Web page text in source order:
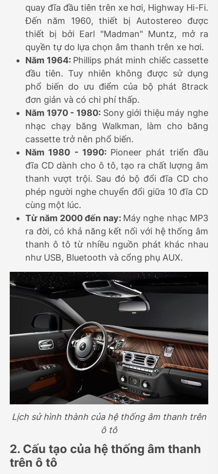
quay đĩa đầu tiên trên xe hơi, Highway Hi-Fi.
Đến năm 1960, thiết bị Autostereo được
thiết bị bởi Earl "Madman" Muntz, mở ra
quyền tự do lựa chọn âm thanh trên xe hơi.
Năm 1964: Phillips phát minh chiếc cassette
đầu tiên. Tuy nhiên không được sử dụng
phổ biến do ưu điểm của bộ phát 8track
đơn giản và có chi phí thấp.
Năm 1970 - 1980: Sony giới thiệu máy nghe
nhạc chạy băng Walkman, làm cho băng
cassette trở nên phổ biến.
Năm 1980 - 1990: Pioneer phát triển đầu
đĩa CD dành cho ô tô, tạo ra chất lượng âm
thanh vượt trội. Sau đó bộ đổi đĩa CD cho
phép người nghe chuyển đổi giữa 10 đĩa CD
cùng một lúc.
Từ năm 2000 đến nay: Máy nghe nhạc MP3
ra đời, có khả năng kết nối với hệ thống âm
thanh ô tô từ nhiều nguồn phát khác nhau
như USB, Bluetooth và cổng phụ AUX.
Lịch sử hình thành của hệ thống âm thanh trên
ô tô
2. Cấu tạo của hệ thống âm thanh
trên ô tô